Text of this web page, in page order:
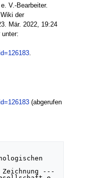
V.-Bearbeiter.
der
Mär. 2022, 19:24
unter:
.
(abgerufen